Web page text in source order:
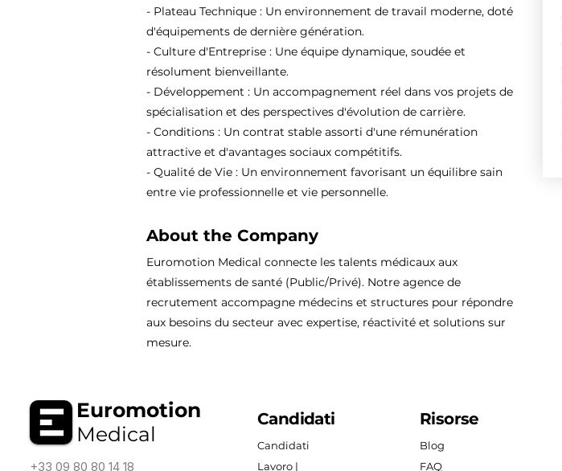
- Plateau Technique : Un environnement de travail moderne, doté
d'équipements de dernière génération.
- Culture d'Entreprise : Une équipe dynamique, soudée et
résolument bienveillante.
- Développement : Un accompagnement réel dans vos projets de
spécialisation et des perspectives d'évolution de carrière.
- Conditions : Un contrat stable assorti d'une rémunération
attractive et d'avantages sociaux compétitifs.
- Qualité de Vie : Un environnement favorisant un équilibre sain
entre vie professionnelle et vie personnelle.
About the Company
Euromotion Medical connecte les talents médicaux aux
établissements de santé (Public/Privé). Notre agence de
recrutement accompagne médecins et structures pour répondre
aux besoins du secteur avec expertise, réactivité et solutions sur
mesure.
Euromotion
Medical
+33 09 80 80 14 18
Candidati
Candidati
Lavoro |
Risorse
Blog
FAQ